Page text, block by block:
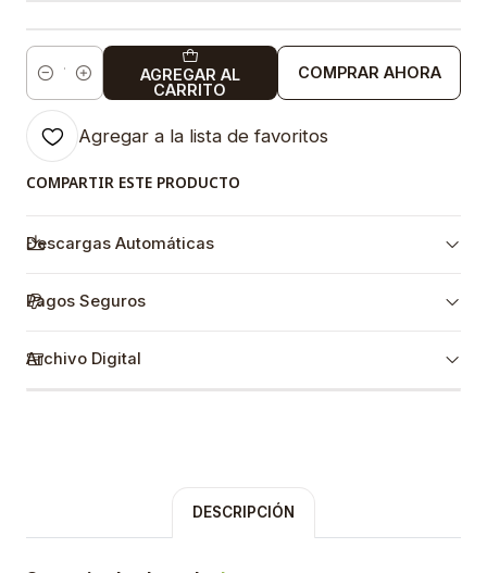
Cantidad
AGREGAR AL
CARRITO
COMPRAR AHORA
Agregar a la lista de favoritos
COMPARTIR ESTE PRODUCTO
Descargas Automáticas
Pagos Seguros
Archivo Digital
DESCRIPCIÓN